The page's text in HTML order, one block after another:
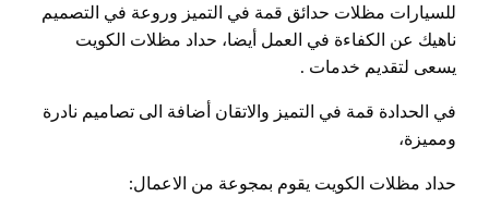
للسيارات مظلات حدائق قمة في التميز وروعة في التصميم
ناهيك عن الكفاءة في العمل أيضا، حداد مظلات الكويت
يسعى لتقديم خدمات .
في الحدادة قمة في التميز والاتقان أضافة الى تصاميم نادرة
ومميزة،
حداد مظلات الكويت يقوم بمجوعة من الاعمال: